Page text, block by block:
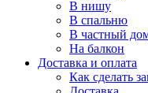
В нишу
В спальню
В частный
На балкон
Доставка и оплата
Как сделать